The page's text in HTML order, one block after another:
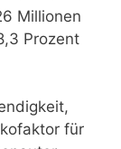
Millionen
Prozent
für